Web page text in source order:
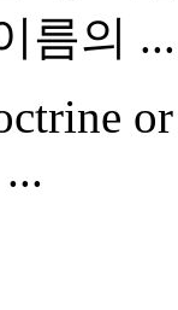
름의 ...